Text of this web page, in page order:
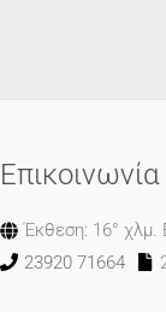
Επικοινωνία
Έκθεση: 16°
23920 71664